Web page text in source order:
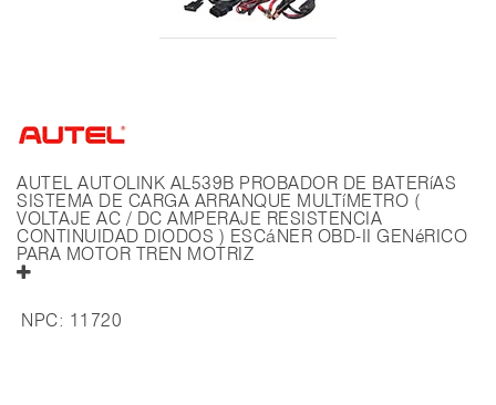
AUTEL AUTOLINK AL539B PROBADOR DE BATERíAS
SISTEMA DE CARGA ARRANQUE MULTíMETRO (
VOLTAJE AC / DC AMPERAJE RESISTENCIA
CONTINUIDAD DIODOS ) ESCáNER OBD-II GENéRICO
PARA MOTOR TREN MOTRIZ
NPC: 11720